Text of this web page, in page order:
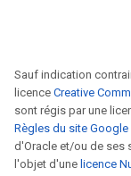
Sauf indication
licence Creative
sont régis par une
Règles du site
d'Oracle et/ou de ses
l'objet d'une licence